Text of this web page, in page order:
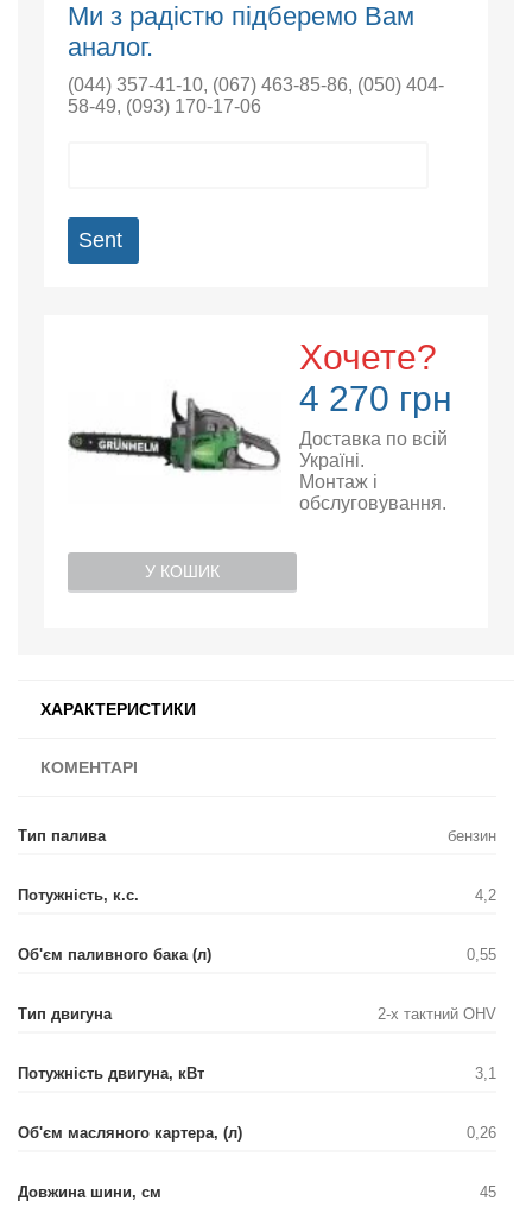
Ми з радістю підберемо Вам
аналог.
(044) 357-41-10, (067) 463-85-86, (050) 404-
58-49, (093) 170-17-06
Sent
Хочете?
4 270 грн
Доставка по всій
Україні.
Монтаж і
обслуговування.
У КОШИК
ХАРАКТЕРИСТИКИ
КОМЕНТАРІ
Тип палива бензин
Потужність, к.с. 4,2
Об'єм паливного бака (л) 0,55
Тип двигуна 2-х тактний OHV
Потужність двигуна, кВт 3,1
Об'єм масляного картера, (л) 0,26
Довжина шини, см 45